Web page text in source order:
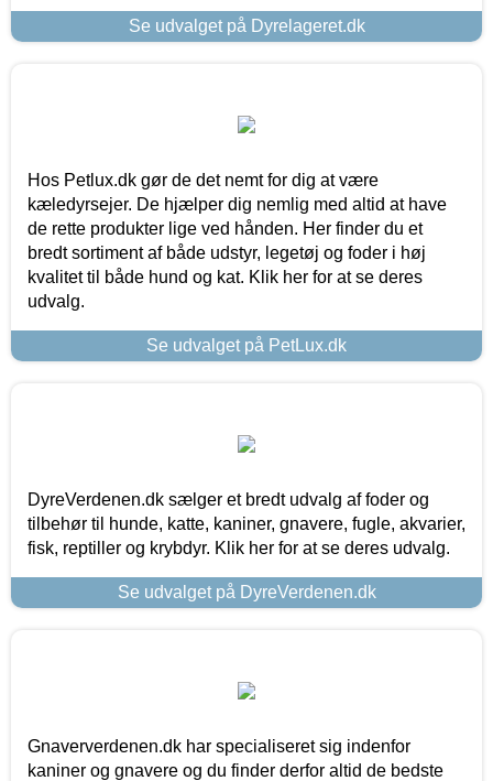
Se udvalget på Dyrelageret.dk
Hos Petlux.dk gør de det nemt for dig at være
kæledyrsejer. De hjælper dig nemlig med altid at have
de rette produkter lige ved hånden. Her finder du et
bredt sortiment af både udstyr, legetøj og foder i høj
kvalitet til både hund og kat. Klik her for at se deres
udvalg.
Se udvalget på PetLux.dk
DyreVerdenen.dk sælger et bredt udvalg af foder og
tilbehør til hunde, katte, kaniner, gnavere, fugle, akvarier,
fisk, reptiller og krybdyr. Klik her for at se deres udvalg.
Se udvalget på DyreVerdenen.dk
Gnaververdenen.dk har specialiseret sig indenfor
kaniner og gnavere og du finder derfor altid de bedste